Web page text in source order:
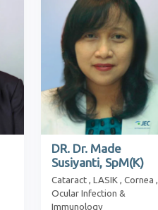
DR. Dr. Made
Susiyanti, SpM(K)
Cataract , LASIK , Cornea ,
Ocular Infection &
Immunology